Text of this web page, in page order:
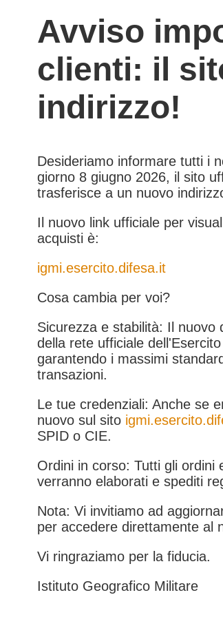
Avviso
clienti: il
indirizzo!
Desideriamo informare tutti i
giorno 8 giugno 2026, il sito
trasferisce a un nuovo
Il nuovo link ufficiale per
acquisti è:
igmi.esercito.difesa.it
Cosa cambia per voi?
Sicurezza e stabilità: Il nuovo
della rete ufficiale
garantendo i massimi
transazioni.
Le tue credenziali: Anche se
nuovo sul sito
SPID o CIE.
Ordini in corso: Tutti gli ordini
verranno elaborati e spediti
Nota: Vi invitiamo ad
per accedere direttamente al
Vi ringraziamo per la fiducia.
Istituto Geografico Militare